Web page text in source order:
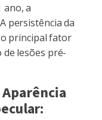
ano, a
persistência da
o principal fator
lesões pré-